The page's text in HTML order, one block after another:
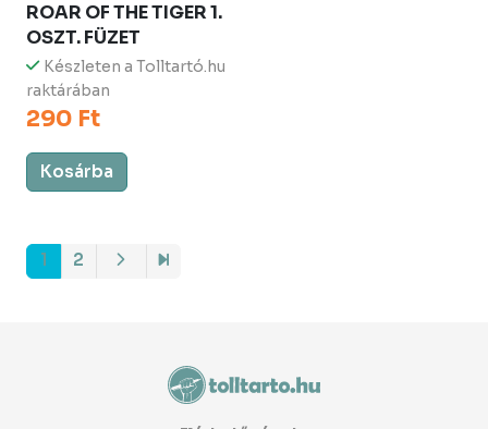
ROAR OF THE TIGER 1.
OSZT. FÜZET
Készleten a Tolltartó.hu
raktárában
290 Ft
Kosárba
1 2